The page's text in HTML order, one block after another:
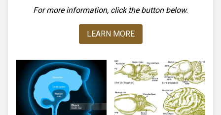
For more information, click the button below.
LEARN MORE